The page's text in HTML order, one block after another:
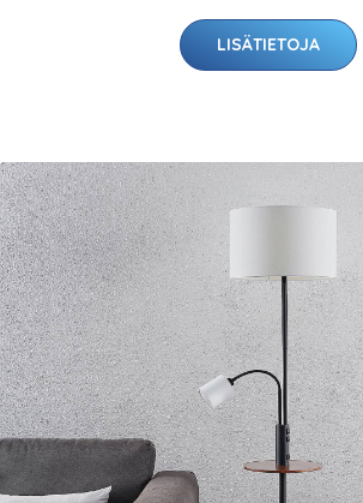
LISÄTIETOJA